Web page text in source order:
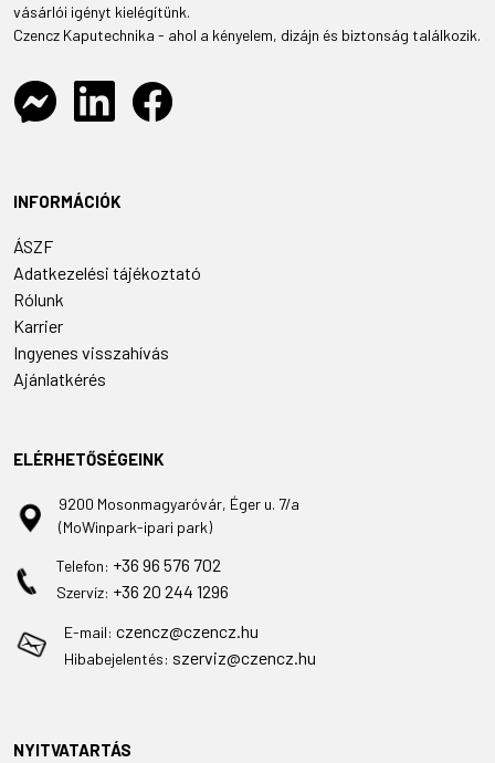
vásárlói igényt kielégítünk.
Czencz Kaputechnika - ahol a kényelem, dizájn és biztonság találkozik.
INFORMÁCIÓK
ÁSZF
Adatkezelési tájékoztató
Rólunk
Karrier
Ingyenes visszahívás
Ajánlatkérés
ELÉRHETŐSÉGEINK
9200 Mosonmagyaróvár, Éger u. 7/a
(MoWinpark-ipari park)
Telefon: +36 96 576 702
Szervíz: +36 20 244 1296
E-mail: czencz@czencz.hu
Hibabejelentés: szerviz@czencz.hu
NYITVATARTÁS